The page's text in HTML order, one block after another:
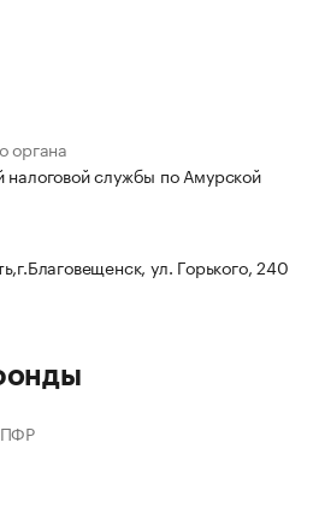
органа
службы по Амурской
ул. Горького, 240
ПФР